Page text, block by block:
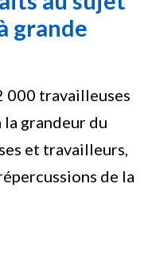
grande
000 travailleuses
grandeur du
et travailleurs,
de la